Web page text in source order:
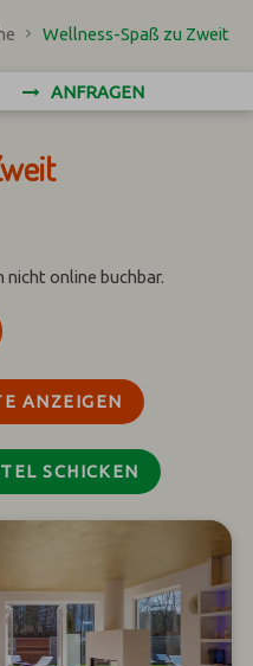
Wellness-Spaß zu Zweit
ANFRAGEN
nicht online buchbar.
ANZEIGEN
SCHICKEN